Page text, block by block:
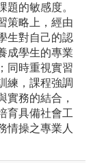
題的敏感度。
策略上，經由
生對自己的認
成學生的專業
同時重視實習
練，課程強調
實務的結合，
育具備社會工
情操之專業人